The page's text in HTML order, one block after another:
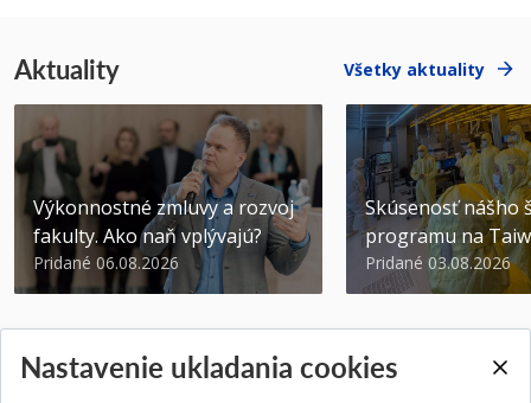
Aktuality Všetky aktuality
Výkonnostné zmluvy a rozvoj
fakulty. Ako naň vplývajú?
Pridané 06.08.2026
Skúsenosť nášho
programu na
Pridané 03.08.2026
Nastavenie ukladania cookies